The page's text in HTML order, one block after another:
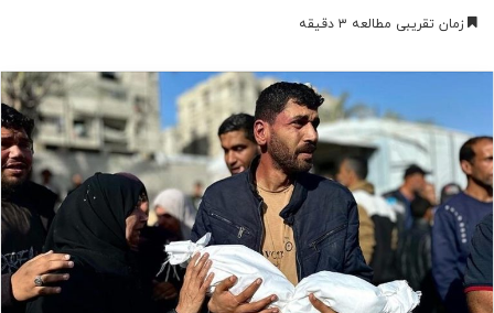
زمان تقریبی مطالعه ۳ دقیقه